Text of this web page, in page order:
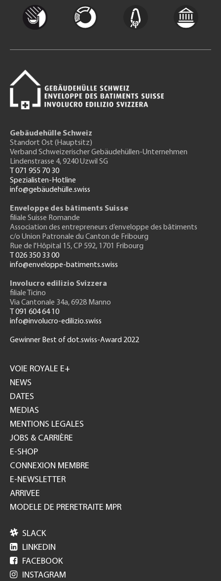
Gebäudehülle Schweiz
Standort Ost (Hauptsitz)
Verband Schweizerischer Gebäudehüllen-Unternehmen
Lindenstrasse 4, 9240 Uzwil SG
T 071 955 70 30
Spezialisten-Hotline
info@gebäudehülle.swiss
Enveloppe des bâtiments Suisse
filiale Suisse Romande
Association des entrepreneurs d’enveloppe des bâtiments
c/o Union Patronale du Canton de Fribourg
Rue de l'Hôpital 15, CP 592, 1701 Fribourg
T 026 350 33 00
info@enveloppe-batiments.swiss
Involucro edilizio Svizzera
filiale Ticino
Via Cantonale 34a, 6928 Manno
T 091 604 64 10
info@involucro-edilizio.swiss
Gewinner Best of dot.swiss-Award 2022
GH
VOIE ROYALE E+
NEWS
DATES
MEDIAS
MENTIONS LEGALES
JOBS & CARRIÈRE
E-SHOP
CONNEXION MEMBRE
E-NEWSLETTER
ARRIVEE
MODELE DE PRERETRAITE MPR
 SLACK
 LINKEDIN
 FACEBOOK
 INSTAGRAM